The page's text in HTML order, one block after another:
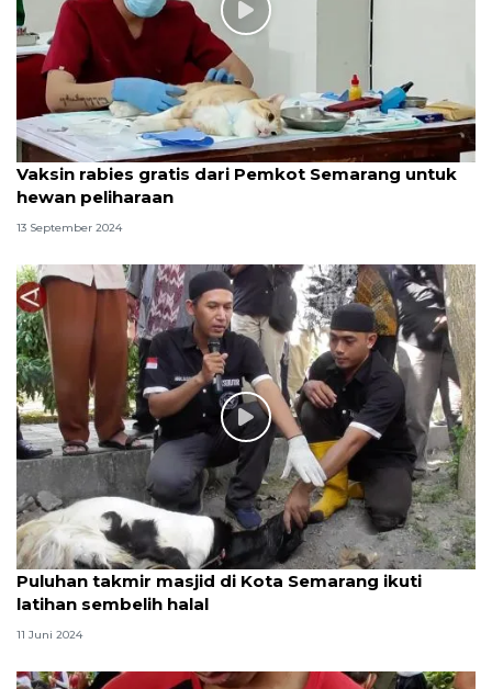
Vaksin rabies gratis dari Pemkot Semarang untuk
hewan peliharaan
13 September 2024
Puluhan takmir masjid di Kota Semarang ikuti
latihan sembelih halal
11 Juni 2024